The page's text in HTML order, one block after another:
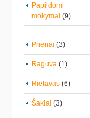
Papildomi
mokymai (9)
Prienai (3)
Raguva (1)
Rietavas (6)
Šakiai (3)